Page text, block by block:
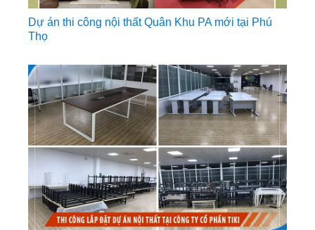
Dự án thi công nội thất Quân Khu PA mới tại Phú
Thọ